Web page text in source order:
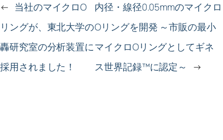
← 当社のマイクロO
リングが、東北大学の
轟研究室の分析装置に
採用されました！
内径・線径0.05mmのマイクロ
Oリングを開発 ～市販の最小
マイクロOリングとしてギネ
ス世界記録™に認定～
→